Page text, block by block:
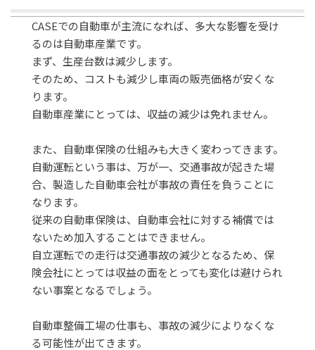
CASEでの自動車が主流になれば、多大な影響を受け
るのは自動車産業です。
まず、生産台数は減少します。
そのため、コストも減少し車両の販売価格が安くな
ります。
自動車産業にとっては、収益の減少は免れません。
また、自動車保険の仕組みも大きく変わってきます。
自動運転という事は、万が一、交通事故が起きた場
合、製造した自動車会社が事故の責任を負うことに
なります。
従来の自動車保険は、自動車会社に対する補償では
ないため加入することはできません。
自立運転での走行は交通事故の減少となるため、保
険会社にとっては収益の面をとっても変化は避けられ
ない事案となるでしょう。
自動車整備工場の仕事も、事故の減少によりなくな
る可能性が出てきます。